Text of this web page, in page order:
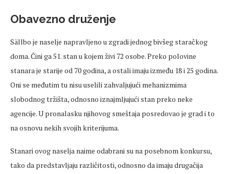
Obavezno druženje
Sällbo je naselje napravljeno u zgradi jednog bivšeg staračkog
doma. Čini ga 51. stan u kojem živi 72 osobe. Preko polovine
stanara je starije od 70 godina, a ostali imaju između 18 i 25 godina.
Oni se međutim tu nisu uselili zahvaljujući mehanizmima
slobodnog tržišta, odnosno iznajmljujući stan preko neke
agencije. U pronalasku njihovog smeštaja posredovao je grad i to
na osnovu nekih svojih kriterijuma.
Stanari ovog naselja naime odabrani su na posebnom konkursu,
tako da predstavljaju različitosti, odnosno da imaju drugačija